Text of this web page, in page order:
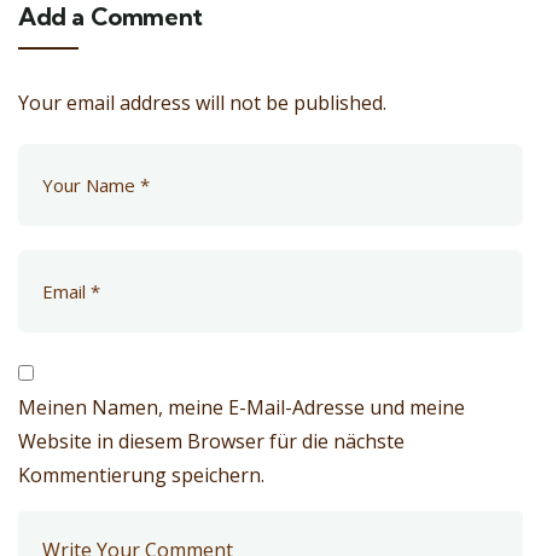
Add a Comment
Your email address will not be published.
Meinen Namen, meine E-Mail-Adresse und meine
Website in diesem Browser für die nächste
Kommentierung speichern.